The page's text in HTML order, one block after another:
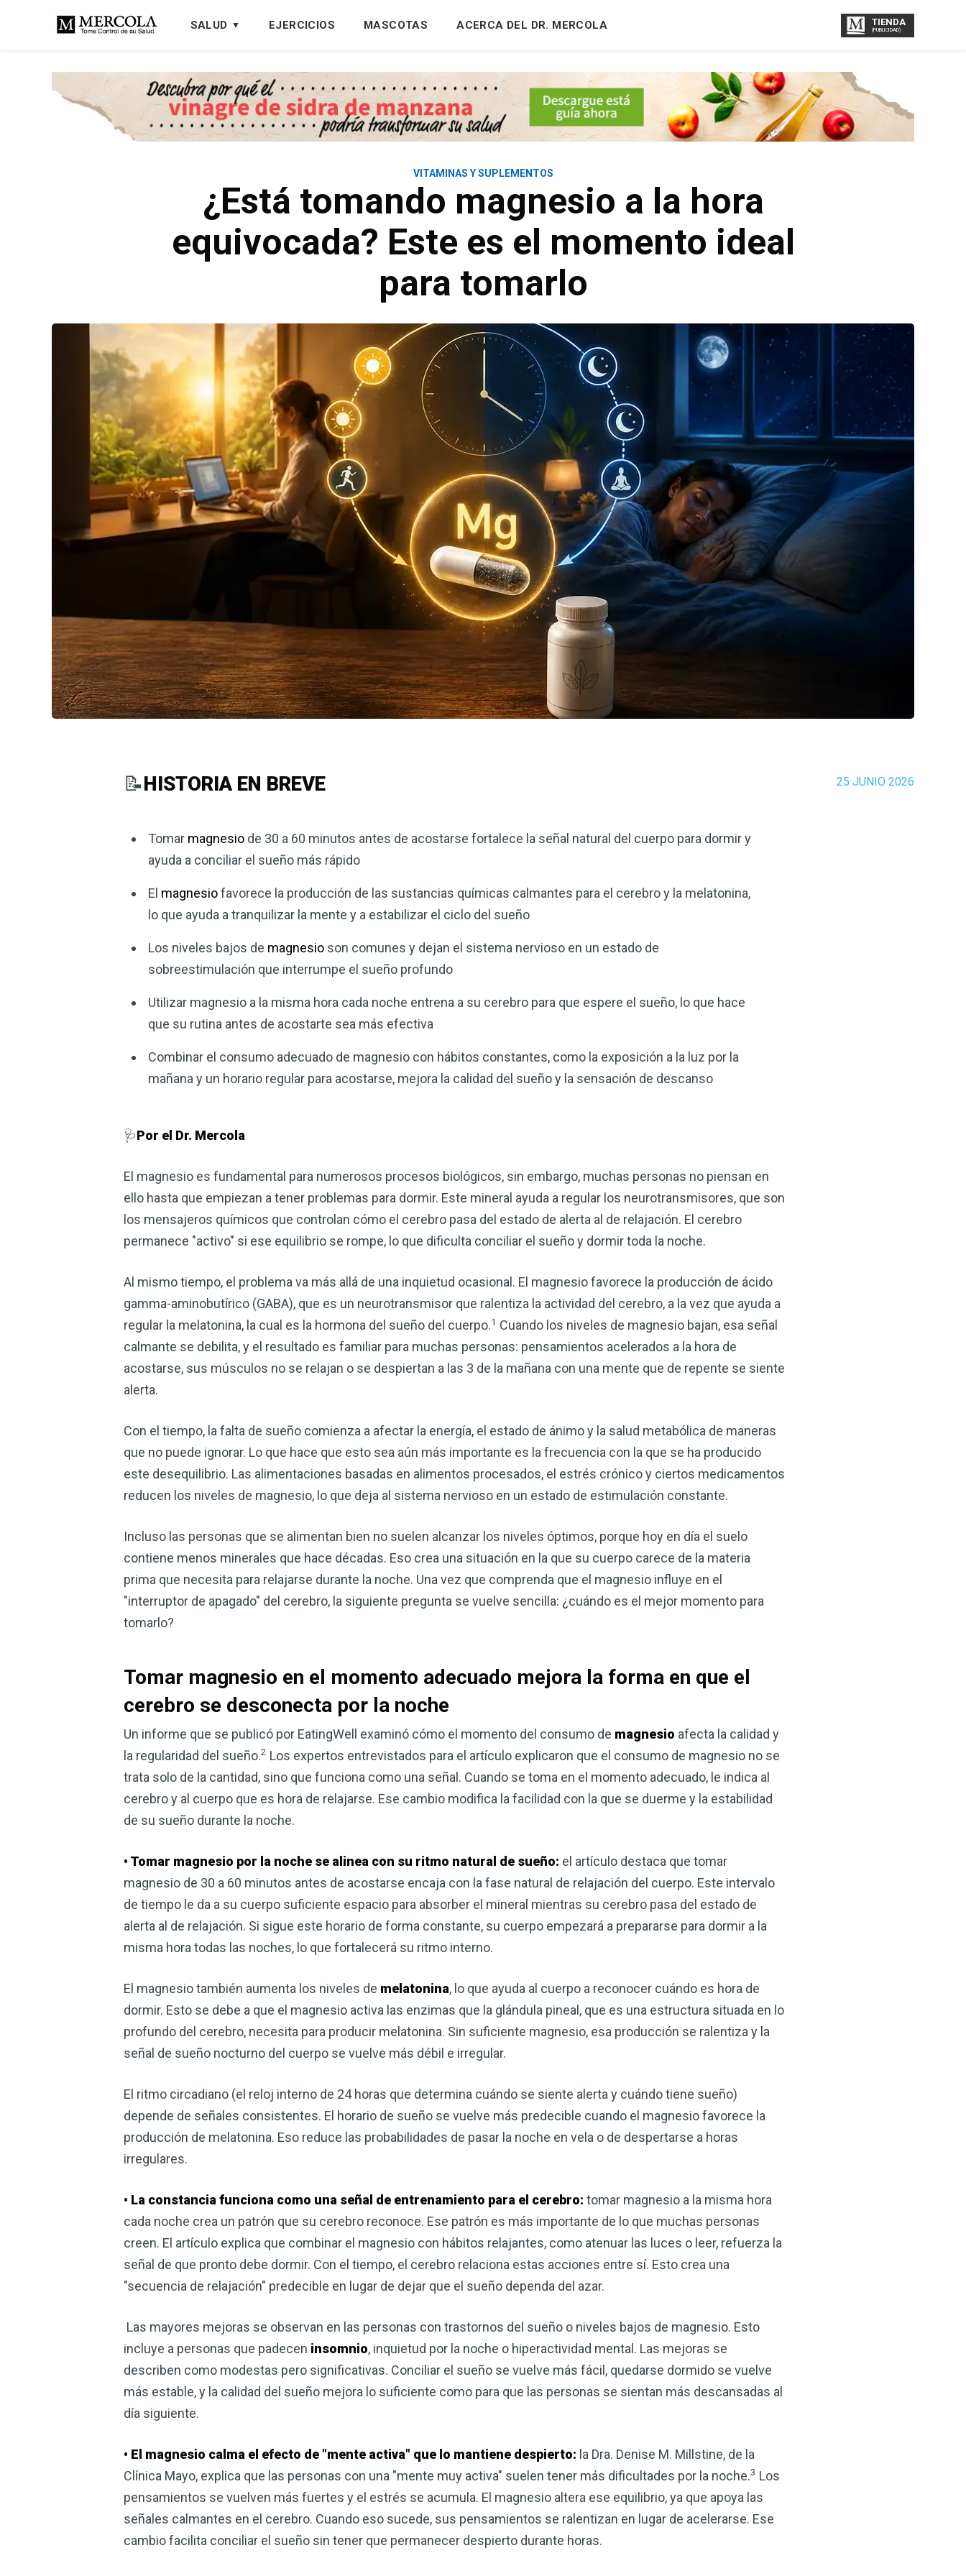
SALUD EJERCICIOS MASCOTAS ACERCA DEL DR. MERCOLA TIENDA
(PUBLICIDAD)
VITAMINAS Y SUPLEMENTOS
¿Está tomando magnesio a la hora
equivocada? Este es el momento ideal
para tomarlo
25 JUNIO 2026
📝HISTORIA EN BREVE
Tomar magnesiode 30 a 60 minutos antes de acostarse fortalece la señal natural del cuerpo para dormir y
ayuda a conciliar el sueño más rápido
El magnesiofavorece la producción de las sustancias químicas calmantes para el cerebro y la melatonina,
lo que ayuda a tranquilizar la mente y a estabilizar el ciclo del sueño
Los niveles bajos de magnesioson comunes y dejan el sistema nervioso en un estado de
sobreestimulación que interrumpe el sueño profundo
Utilizar magnesio a la misma hora cada noche entrena a su cerebro para que espere el sueño, lo que hace
que su rutina antes de acostarte sea más efectiva
Combinar el consumo adecuado de magnesio con hábitos constantes, como la exposición a la luz por la
mañana y un horario regular para acostarse, mejora la calidad del sueño y la sensación de descanso
🩺Por el Dr. Mercola
El magnesio es fundamental para numerosos procesos biológicos, sin embargo, muchas personas no piensan en
ello hasta que empiezan a tener problemas para dormir. Este mineral ayuda a regular los neurotransmisores, que son
los mensajeros químicos que controlan cómo el cerebro pasa del estado de alerta al de relajación. El cerebro
permanece "activo" si ese equilibrio se rompe, lo que dificulta conciliar el sueño y dormir toda la noche.
Al mismo tiempo, el problema va más allá de una inquietud ocasional. El magnesio favorece la producción de ácido
gamma-aminobutírico (GABA), que es un neurotransmisor que ralentiza la actividad del cerebro, a la vez que ayuda a
regular la melatonina, la cual es la hormona del sueño del cuerpo.1 Cuando los niveles de magnesio bajan, esa señal
calmante se debilita, y el resultado es familiar para muchas personas: pensamientos acelerados a la hora de
acostarse, sus músculos no se relajan o se despiertan a las 3 de la mañana con una mente que de repente se siente
alerta.
Con el tiempo, la falta de sueño comienza a afectar la energía, el estado de ánimo y la salud metabólica de maneras
que no puede ignorar. Lo que hace que esto sea aún más importante es la frecuencia con la que se ha producido
este desequilibrio. Las alimentaciones basadas en alimentos procesados, el estrés crónico y ciertos medicamentos
reducen los niveles de magnesio, lo que deja al sistema nervioso en un estado de estimulación constante.
Incluso las personas que se alimentan bien no suelen alcanzar los niveles óptimos, porque hoy en día el suelo
contiene menos minerales que hace décadas. Eso crea una situación en la que su cuerpo carece de la materia
prima que necesita para relajarse durante la noche. Una vez que comprenda que el magnesio influye en el
"interruptor de apagado" del cerebro, la siguiente pregunta se vuelve sencilla: ¿cuándo es el mejor momento para
tomarlo?
Tomar magnesio en el momento adecuado mejora la forma en que el
cerebro se desconecta por la noche
Un informe que se publicó por EatingWell examinó cómo el momento del consumo de magnesio afecta la calidad y
la regularidad del sueño.2 Los expertos entrevistados para el artículo explicaron que el consumo de magnesio no se
trata solo de la cantidad, sino que funciona como una señal. Cuando se toma en el momento adecuado, le indica al
cerebro y al cuerpo que es hora de relajarse. Ese cambio modifica la facilidad con la que se duerme y la estabilidad
de su sueño durante la noche.
• Tomar magnesio por la noche se alinea con su ritmo natural de sueño: el artículo destaca que tomar
magnesio de 30 a 60 minutos antes de acostarse encaja con la fase natural de relajación del cuerpo. Este intervalo
de tiempo le da a su cuerpo suficiente espacio para absorber el mineral mientras su cerebro pasa del estado de
alerta al de relajación. Si sigue este horario de forma constante, su cuerpo empezará a prepararse para dormir a la
misma hora todas las noches, lo que fortalecerá su ritmo interno.
El magnesio también aumenta los niveles de melatonina, lo que ayuda al cuerpo a reconocer cuándo es hora de
dormir. Esto se debe a que el magnesio activa las enzimas que la glándula pineal, que es una estructura situada en lo
profundo del cerebro, necesita para producir melatonina. Sin suficiente magnesio, esa producción se ralentiza y la
señal de sueño nocturno del cuerpo se vuelve más débil e irregular.
El ritmo circadiano (el reloj interno de 24 horas que determina cuándo se siente alerta y cuándo tiene sueño)
depende de señales consistentes. El horario de sueño se vuelve más predecible cuando el magnesio favorece la
producción de melatonina. Eso reduce las probabilidades de pasar la noche en vela o de despertarse a horas
irregulares.
• La constancia funciona como una señal de entrenamiento para el cerebro: tomar magnesio a la misma hora
cada noche crea un patrón que su cerebro reconoce. Ese patrón es más importante de lo que muchas personas
creen. El artículo explica que combinar el magnesio con hábitos relajantes, como atenuar las luces o leer, refuerza la
señal de que pronto debe dormir. Con el tiempo, el cerebro relaciona estas acciones entre sí. Esto crea una
"secuencia de relajación" predecible en lugar de dejar que el sueño dependa del azar.
Las mayores mejoras se observan en las personas con trastornos del sueño o niveles bajos de magnesio. Esto
incluye a personas que padecen insomnio, inquietud por la noche o hiperactividad mental. Las mejoras se
describen como modestas pero significativas. Conciliar el sueño se vuelve más fácil, quedarse dormido se vuelve
más estable, y la calidad del sueño mejora lo suficiente como para que las personas se sientan más descansadas al
día siguiente.
• El magnesio calma el efecto de "mente activa" que lo mantiene despierto: la Dra. Denise M. Millstine, de la
Clínica Mayo, explica que las personas con una "mente muy activa" suelen tener más dificultades por la noche.3 Los
pensamientos se vuelven más fuertes y el estrés se acumula. El magnesio altera ese equilibrio, ya que apoya las
señales calmantes en el cerebro. Cuando eso sucede, sus pensamientos se ralentizan en lugar de acelerarse. Ese
cambio facilita conciliar el sueño sin tener que permanecer despierto durante horas.
Mejore su salud de forma natural con el
mi guía ahora
El vinagre de sidra de manzana (VSM) es uno de los
remedios más versátiles de la naturaleza, ya sea que
quiera mejorar su digestión, reforzar la salud de su
¡Descubra todo lo que el VSM puede hacer por su salud!